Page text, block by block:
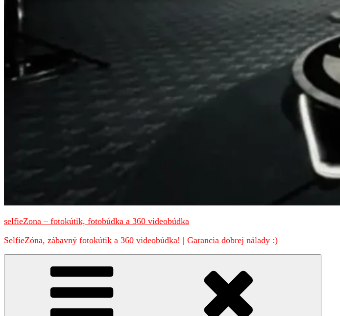
selfieZona – fotokútik, fotobúdka a 360 videobúdka
SelfieZóna, zábavný fotokútik a 360 videobúdka! | Garancia dobrej nálady :)